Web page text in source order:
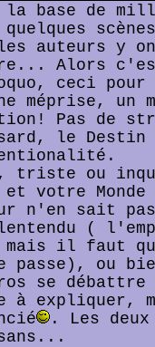
la base de
auteurs y
Alors
ceci
méprise, un
Pas de
le Destin
triste ou
votre
n'en sait
(
il faut
passe), ou
se débattre
à expliquer,
. Les